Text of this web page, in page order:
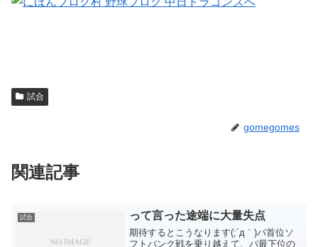
試合
gomegomes
関連記事
試合 って言った途端に大量失点
期待するとこうなります(;´д｀)パ首位ソ
フトバンク戦を乗り越えて、パ最下位の